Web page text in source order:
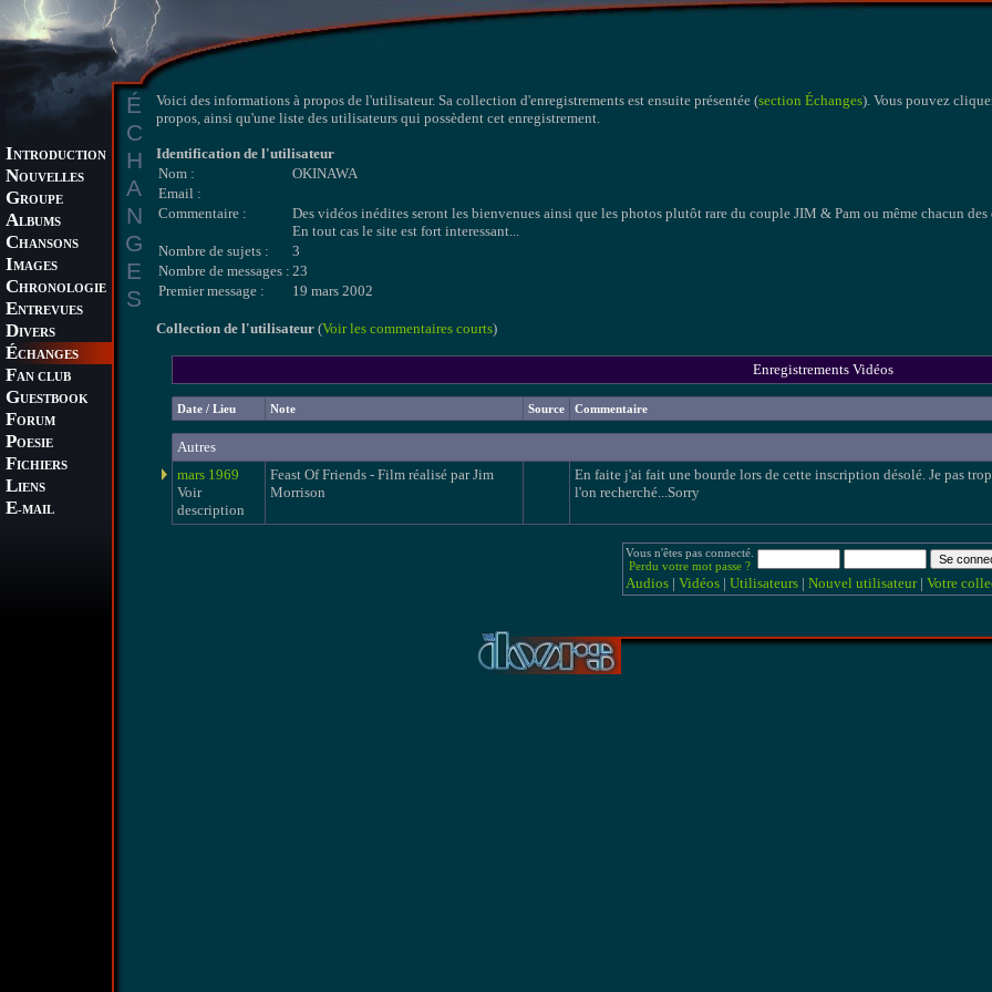
INTRODUCTION
NOUVELLES
GROUPE
ALBUMS
CHANSONS
IMAGES
CHRONOLOGIE
ENTREVUES
DIVERS
ÉCHANGES
FAN CLUB
GUESTBOOK
FORUM
POESIE
FICHIERS
LIENS
E-MAIL
É
C
H
A
N
G
E
S
Voici des informations à propos de l'utilisateur. Sa collection d'enregistrements est ensuite présentée (section Échanges). Vous pouvez
propos, ainsi qu'une liste des utilisateurs qui possèdent cet enregistrement.
Identification de l'utilisateur
Nom :
OKINAWA
Email :
Commentaire :
Des vidéos inédites seront les bienvenues ainsi que les photos plutôt rare du couple JIM & Pam ou même chacun
En tout cas le site est fort interessant...
Nombre de sujets :
3
Nombre de messages : 23
Premier message :
19 mars 2002
Collection de l'utilisateur (Voir les commentaires courts)
Enregistrements Vidéos
Date / Lieu Note Source Commentaire
Autres
mars 1969
Voir
description
Feast Of Friends - Film réalisé par Jim
Morrison
En faite j'ai fait une bourde lors de cette inscription désolé. Je pas
l'on recherché...Sorry
Vous n'êtes pas connecté.
Perdu votre mot passe ?
Audios| Vidéos| Utilisateurs| Nouvel utilisateur| Votre